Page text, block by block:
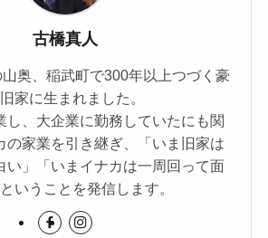
古橋真人
奥、稲武町で300年以上つづく豪
家に生まれました。
し、大企業に勤務していたにも関
の家業を引き継ぎ、「いま旧家は
い」「いまイナカは一周回って面
いうことを発信します。